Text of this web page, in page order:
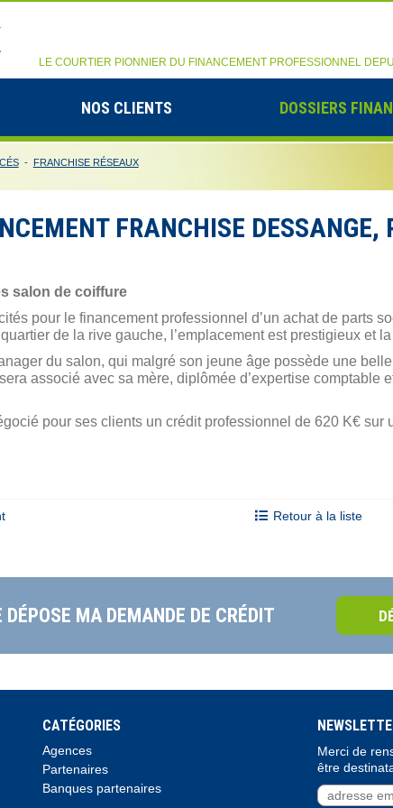
LE COURTIER PIONNIER DU FINANCEMENT PROFESSIONNEL
NOS CLIENTS DOSSIERS
- FRANCHISE RÉSEAUX
FRANCHISE DESSANGE,
salon de coiffure
pour le financement professionnel d’un achat de parts
de la rive gauche, l’emplacement est prestigieux et
du salon, qui malgré son jeune âge possède une
associé avec sa mère, diplômée d’expertise comptable
pour ses clients un crédit professionnel de 620 K€ sur
Retour à la liste
DÉPOSE MA DEMANDE DE CRÉDIT
CATÉGORIES
Agences
Partenaires
Banques partenaires
Merci de
être